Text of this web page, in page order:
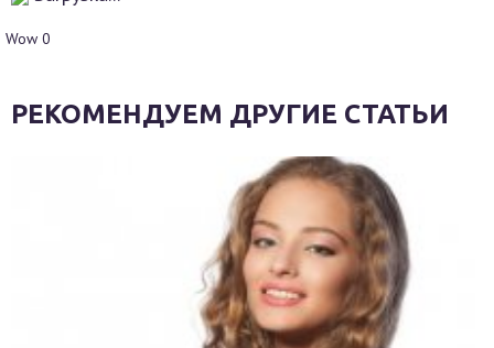
Wow 0
РЕКОМЕНДУЕМ ДРУГИЕ СТАТЬИ